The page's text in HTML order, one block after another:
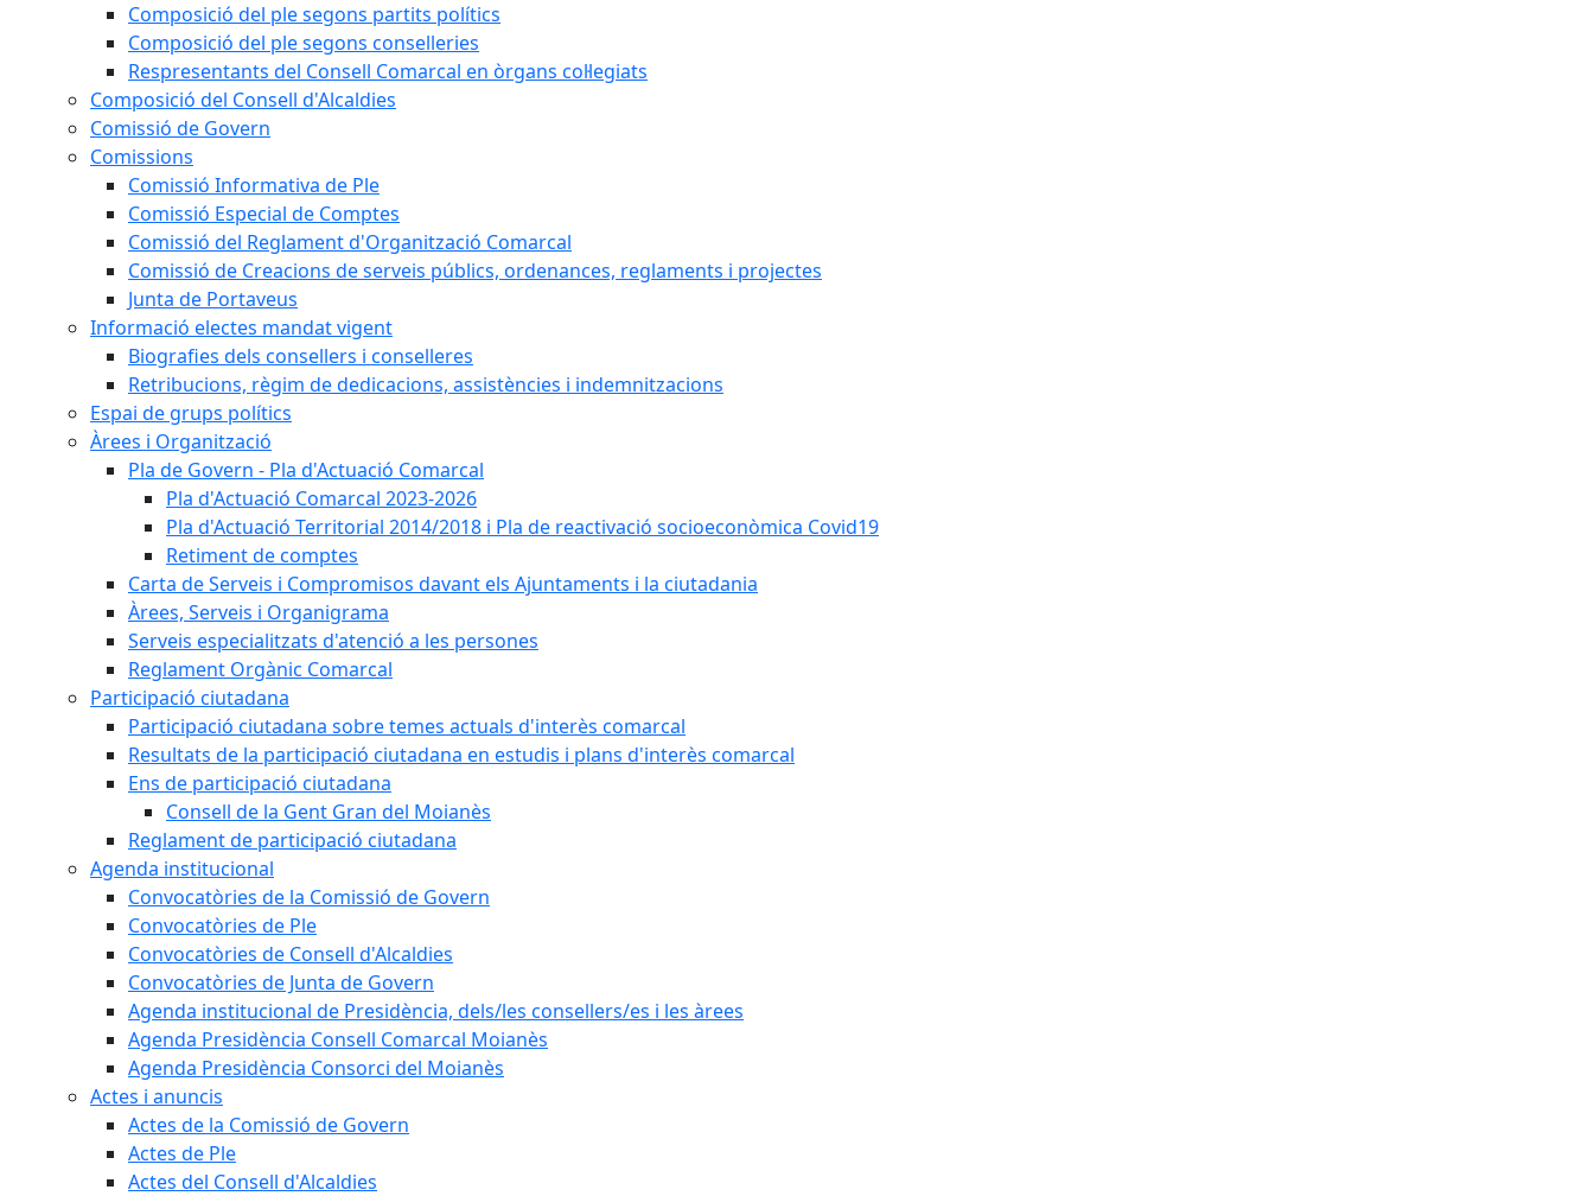
Composició del ple segons partits polítics
Composició del ple segons conselleries
Respresentants del Consell Comarcal en òrgans col·legiats
Composició del Consell d'Alcaldies
Comissió de Govern
Comissions
Comissió Informativa de Ple
Comissió Especial de Comptes
Comissió del Reglament d'Organització Comarcal
Comissió de Creacions de serveis públics, ordenances, reglaments i projectes
Junta de Portaveus
Informació electes mandat vigent
Biografies dels consellers i conselleres
Retribucions, règim de dedicacions, assistències i indemnitzacions
Espai de grups polítics
Àrees i Organització
Pla de Govern - Pla d'Actuació Comarcal
Pla d'Actuació Comarcal 2023-2026
Pla d'Actuació Territorial 2014/2018 i Pla de reactivació socioeconòmica Covid19
Retiment de comptes
Carta de Serveis i Compromisos davant els Ajuntaments i la ciutadania
Àrees, Serveis i Organigrama
Serveis especialitzats d'atenció a les persones
Reglament Orgànic Comarcal
Participació ciutadana
Participació ciutadana sobre temes actuals d'interès comarcal
Resultats de la participació ciutadana en estudis i plans d'interès comarcal
Ens de participació ciutadana
Consell de la Gent Gran del Moianès
Reglament de participació ciutadana
Agenda institucional
Convocatòries de la Comissió de Govern
Convocatòries de Ple
Convocatòries de Consell d'Alcaldies
Convocatòries de Junta de Govern
Agenda institucional de Presidència, dels/les consellers/es i les àrees
Agenda Presidència Consell Comarcal Moianès
Agenda Presidència Consorci del Moianès
Actes i anuncis
Actes de la Comissió de Govern
Actes de Ple
Actes del Consell d'Alcaldies